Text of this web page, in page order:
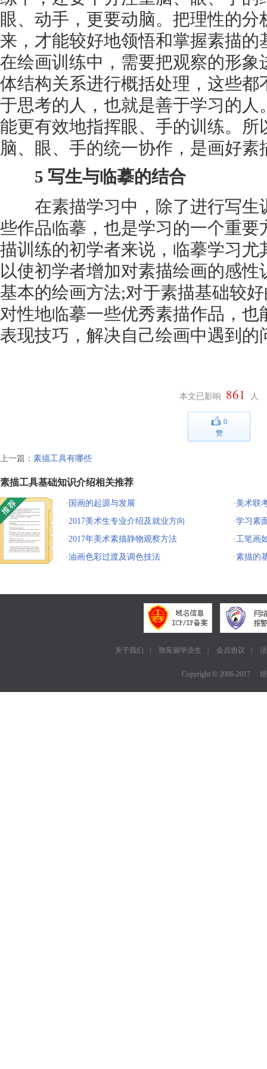
眼、动手，更要动脑。把理性的
来，才能较好地领悟和掌握素描
在绘画训练中，需要把观察的形象
体结构关系进行概括处理，这些都
于思考的人，也就是善于学习的人
能更有效地指挥眼、手的训练。所
脑、眼、手的统一协作，是画好
5 写生与临摹的结合
在素描学习中，除了进行写生
些作品临摹，也是学习的一个重要
描训练的初学者来说，临摹学习尤
以使初学者增加对素描绘画的感
基本的绘画方法;对于素描基础较
对性地临摹一些优秀素描作品，
表现技巧，解决自己绘画中遇到的
本文已影响 861 人
0
赞
上一篇： 素描工具有哪些
素描工具基础知识介绍相关推荐
· 国画的起源与发展 · 美术联
系
·2017美术生专业介绍及就业方向 ·学习素
·2017年美术素描静物观察方法 ·工笔画
·油画色彩过渡及调色技法 ·素描的
关于我们 致应届毕业生 会员协议
Copyright ©2006-2017